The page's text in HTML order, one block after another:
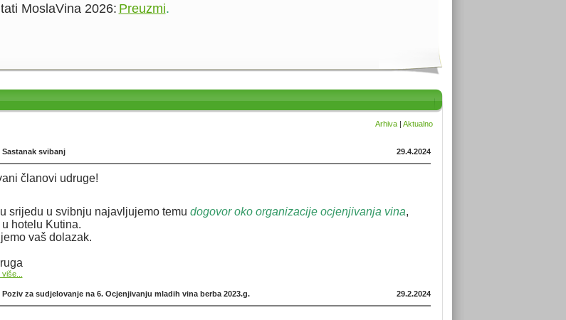
MoslaVina 2026: Preuzmi.
Arhiva| Aktualno
Sastanak svibanj 29.4.2024
članovi udruge!
srijedu u svibnju najavljujemo temu dogovor oko organizacije ocjenjivanja vina,
hotelu Kutina.
vaš dolazak.
Poziv za sudjelovanje na 6. Ocjenjivanju mladih vina berba 2023.g. 29.2.2024